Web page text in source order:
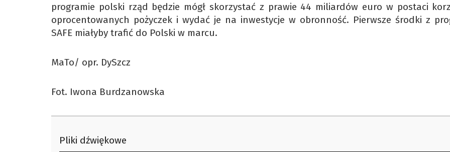
programie polski rząd będzie mógł skorzystać z prawie 44 miliardów euro w postaci
oprocentowanych pożyczek i wydać je na inwestycje w obronność. Pierwsze środki z
SAFE miałyby trafić do Polski w marcu.
MaTo/ opr. DySzcz
Fot. Iwona Burdzanowska
Pliki dźwiękowe